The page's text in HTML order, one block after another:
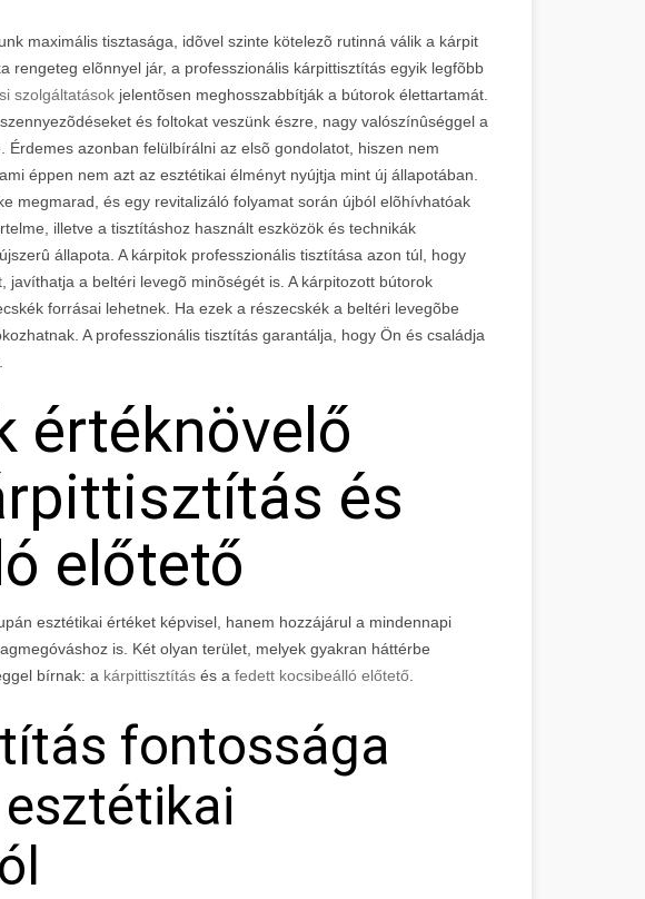
maximális tisztasága, idõvel szinte kötelezõ rutinná válik a kárpit
rengeteg elõnnyel jár, a professzionális kárpittisztítás egyik legfõbb
szolgáltatások jelentõsen meghosszabbítják a bútorok élettartamát.
és foltokat veszünk észre, nagy valószínûséggel a
Érdemes azonban felülbírálni az elsõ gondolatot, hiszen nem
éppen nem azt az esztétikai élményt nyújtja mint új állapotában.
megmarad, és egy revitalizáló folyamat során újból elõhívhatóak
illetve a tisztításhoz használt eszközök és technikák
állapota. A kárpitok professzionális tisztítása azon túl, hogy
javíthatja a beltéri levegõ minõségét is. A kárpitozott bútorok
forrásai lehetnek. Ha ezek a részecskék a beltéri levegõbe
A professzionális tisztítás garantálja, hogy Ön és családja
értéknövelő
és
előtető
esztétikai értéket képvisel, hanem hozzájárul a mindennapi
is. Két olyan terület, melyek gyakran háttérbe
bírnak: a kárpittisztítás és a fedett kocsibeálló előtető
fontossága